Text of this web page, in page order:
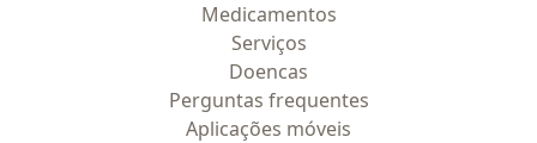
Medicamentos
Serviços
Doencas
Perguntas frequentes
Aplicações móveis